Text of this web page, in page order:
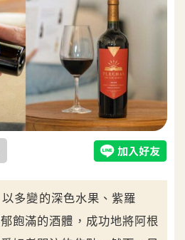
多變的深色水果、紫羅
飽滿的酒體，成功地將阿根